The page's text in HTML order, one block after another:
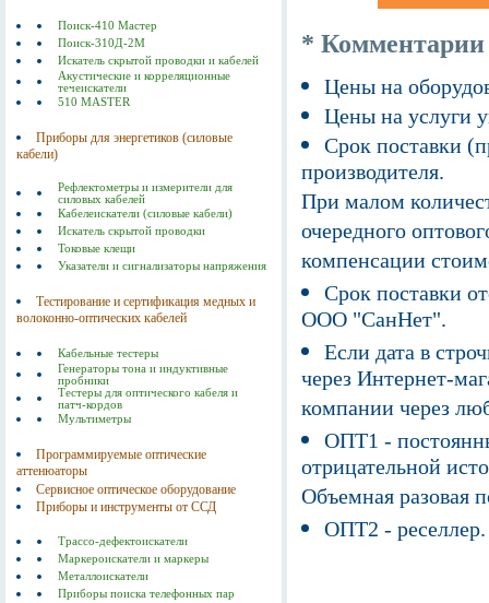
Поиск-410 Мастер
Поиск-310Д-2M
Искатель скрытой проводки и кабелей
Акустические и корреляционные
течеискатели
510 MASTER
Приборы для энергетиков (силовые
кабели)
Рефлектометры и измерители для
силовых кабелей
Кабелеискатели (силовые кабели)
Искатель скрытой проводки
Токовые клещи
Указатели и сигнализаторы напряжения
Тестирование и сертификация медных и
волоконно-оптических кабелей
Кабельные тестеры
Генераторы тона и индуктивные
пробники
Тестеры для оптического кабеля и
патч-кордов
Мультиметры
Программируемые оптические
аттенюаторы
Сервисное оптическое оборудование
Приборы и инструменты от ССД
Трассо-дефектоискатели
Маркероискатели и маркеры
Металлоискатели
Приборы поиска телефонных пар
* Комментарии
Цены на
Цены на услуги
Срок поставки
производителя.
При малом
очередного
компенсации
Срок поставки
ООО "СанНет".
Если дата в
через Интернет-
компании через
ОПТ1 -
отрицательной
Объемная разовая
ОПТ2 -